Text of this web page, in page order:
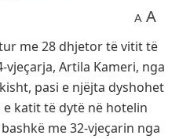
A A
me 28 dhjetor të vitit të
Artila Kameri, nga
pasi e njëjta dyshohet
katit të dytë në hotelin
me 32-vjeçarin nga